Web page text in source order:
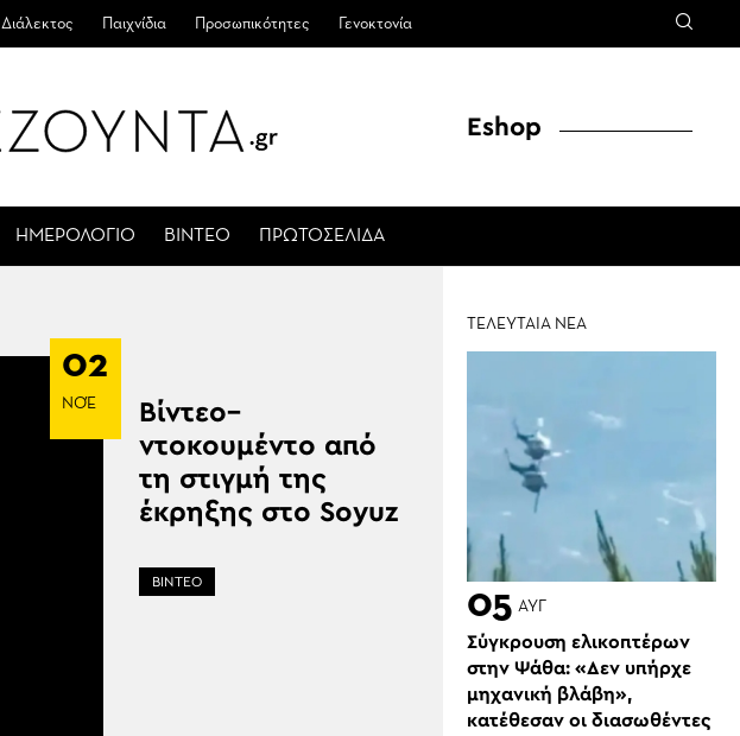
Διάλεκτος Παιχνίδια Προσωπικότητες Γενοκτονία
ΗΜΕΡΟΛΟΓΙΟ ΒΙΝΤΕΟ ΠΡΩΤΟΣΕΛΙΔΑ
Eshop
02
ΝΟΈ
Βίντεο–
ντοκουμέντο από
τη στιγμή της
έκρηξης στο Soyuz
ΒΙΝΤΕΟ
ΤΕΛΕΥΤΑΙΑ ΝΕΑ
05 ΑΥΓ
Σύγκρουση ελικοπτέρων
στην Ψάθα: «Δεν υπήρχε
μηχανική βλάβη»,
κατέθεσαν οι διασωθέντες